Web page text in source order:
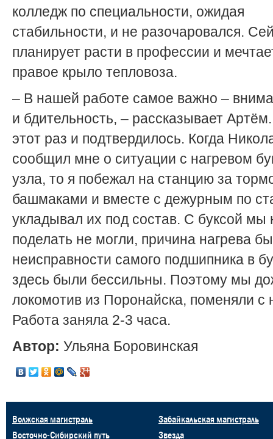
колледж по специальности, ожидая
стабильности, и не разочаровался.
планирует расти в профессии и
правое крыло тепловоза.
– В нашей работе самое важно –
и бдительность, – рассказывает
этот раз и подтвердилось. Когда
сообщил мне о ситуации с нагревом
узла, то я побежал на станцию за
башмаками и вместе с дежурным по
укладывал их под состав. С буксой мы
поделать не могли, причина нагрева
неисправности самого подшипника в
здесь были бессильны. Поэтому мы
локомотив из Поронайска, поменяли
Работа заняла 2-3 часа.
Автор: Ульяна Боровинская
Волжская магистраль
Восточно-Сибирский путь
Забайкальская магистраль
Звезда